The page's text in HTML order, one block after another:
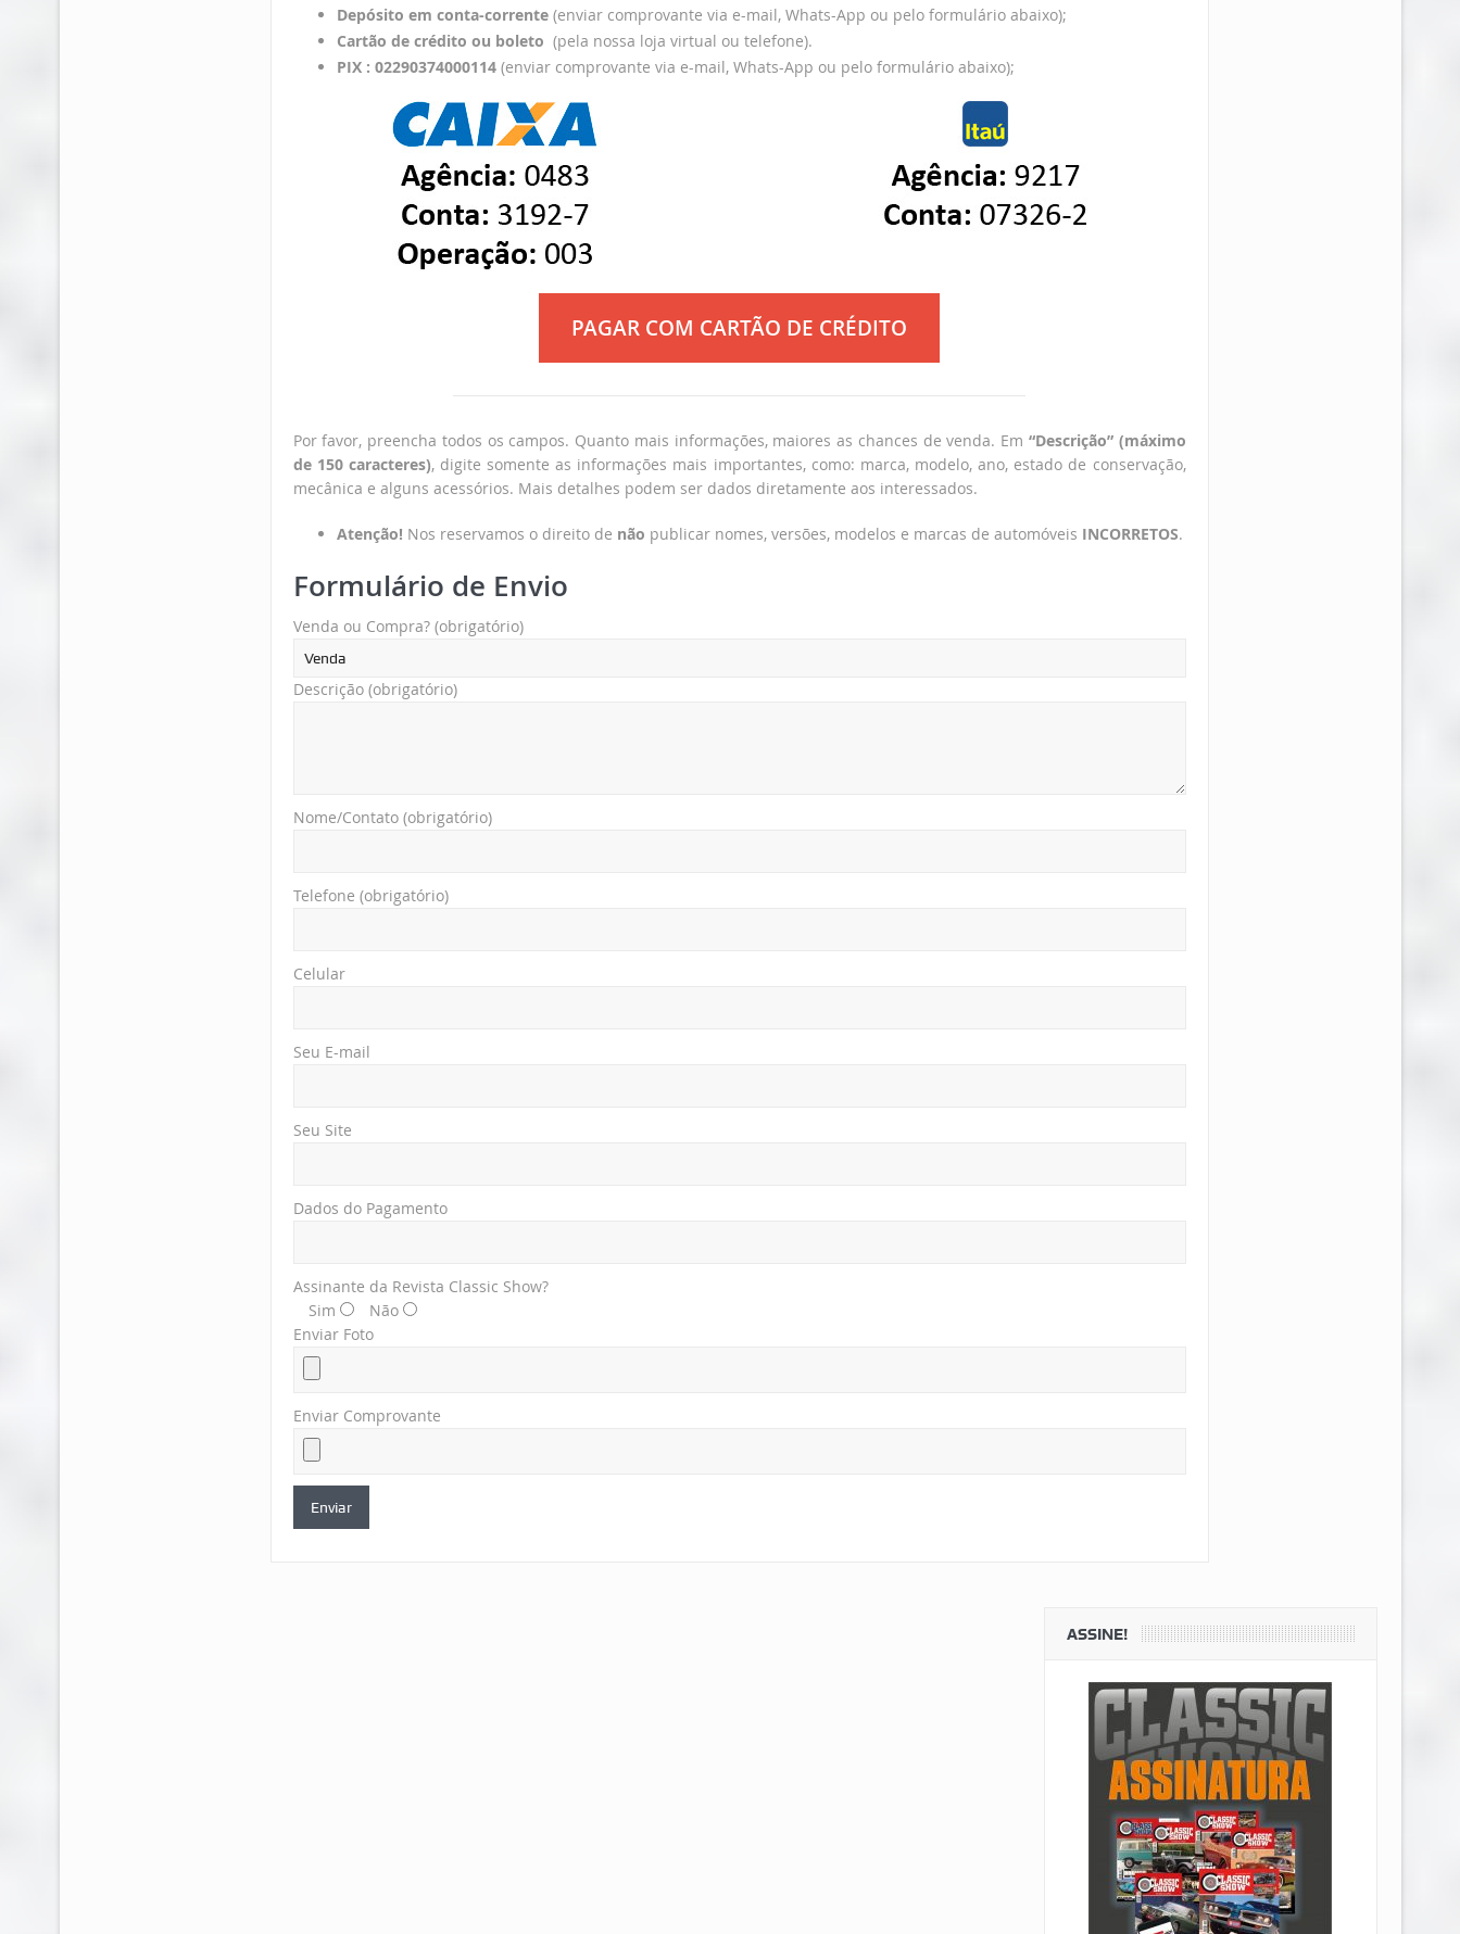
Depósito em conta-corrente (enviar comprovante via e-mail, Whats-App ou pelo formulário abaixo);
Cartão de crédito ou boleto (pela nossa loja virtual ou telefone).
PIX : 02290374000114 (enviar comprovante via e-mail, Whats-App ou pelo formulário abaixo);
PAGAR COM CARTÃO DE CRÉDITO
Por favor, preencha todos os campos. Quanto mais informações, maiores as chances de venda. Em “Descrição” (máximo
de 150 caracteres), digite somente as informações mais importantes, como: marca, modelo, ano, estado de conservação,
mecânica e alguns acessórios. Mais detalhes podem ser dados diretamente aos interessados.
Atenção! Nos reservamos o direito de não publicar nomes, versões, modelos e marcas de automóveis INCORRETOS.
Formulário de Envio
Venda ou Compra? (obrigatório)
Descrição (obrigatório)
Nome/Contato (obrigatório)
Telefone (obrigatório)
Celular
Seu E-mail
Seu Site
Dados do Pagamento
Assinante da Revista Classic Show?
Sim
Não
Enviar Foto
Enviar Comprovante
ASSINE!